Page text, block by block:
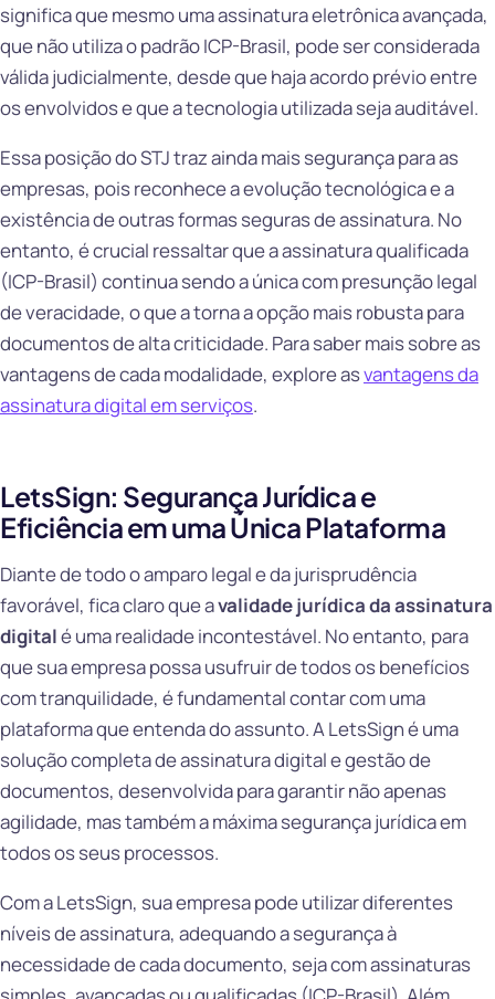
significa que mesmo uma assinatura eletrônica avançada,
que não utiliza o padrão ICP-Brasil, pode ser considerada
válida judicialmente, desde que haja acordo prévio entre
os envolvidos e que a tecnologia utilizada seja auditável.
Essa posição do STJ traz ainda mais segurança para as
empresas, pois reconhece a evolução tecnológica e a
existência de outras formas seguras de assinatura. No
entanto, é crucial ressaltar que a assinatura qualificada
(ICP-Brasil) continua sendo a única com presunção legal
de veracidade, o que a torna a opção mais robusta para
documentos de alta criticidade. Para saber mais sobre as
vantagens de cada modalidade, explore asvantagens da
assinatura digital em serviços.
LetsSign: Segurança Jurídica e
Eficiência em uma Única Plataforma
Diante de todo o amparo legal e da jurisprudência
favorável, fica claro que avalidade jurídica da assinatura
digitalé uma realidade incontestável. No entanto, para
que sua empresa possa usufruir de todos os benefícios
com tranquilidade, é fundamental contar com uma
plataforma que entenda do assunto. A LetsSign é uma
solução completa de assinatura digital e gestão de
documentos, desenvolvida para garantir não apenas
agilidade, mas também a máxima segurança jurídica em
todos os seus processos.
Com a LetsSign, sua empresa pode utilizar diferentes
níveis de assinatura, adequando a segurança à
necessidade de cada documento, seja com assinaturas